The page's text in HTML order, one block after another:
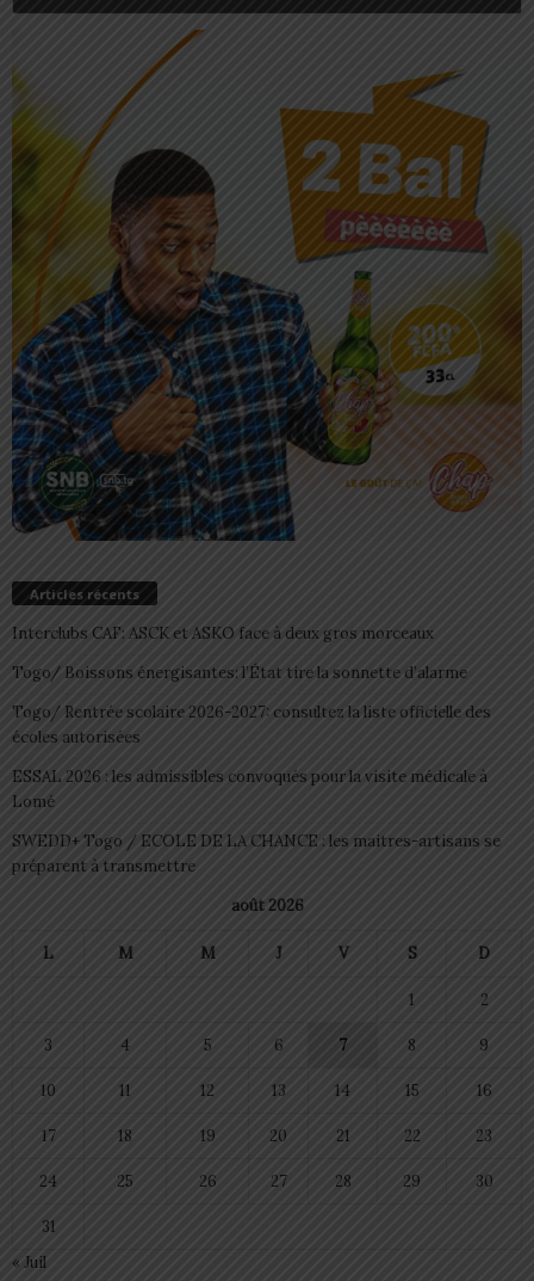
Articles récents
Interclubs CAF: ASCK et ASKO face à deux gros morceaux
Togo/ Boissons énergisantes: l’État tire la sonnette d’alarme
Togo/ Rentrée scolaire 2026-2027: consultez la liste officielle des
écoles autorisées
ESSAL 2026 : les admissibles convoqués pour la visite médicale à
Lomé
SWEDD+ Togo / ECOLE DE LA CHANCE : les maitres-artisans se
préparent à transmettre
août 2026
L M M J V S D
1 2
3 4 5 6 7 8 9
10 11 12 13 14 15 16
17 18 19 20 21 22 23
24 25 26 27 28 29 30
31
« Juil